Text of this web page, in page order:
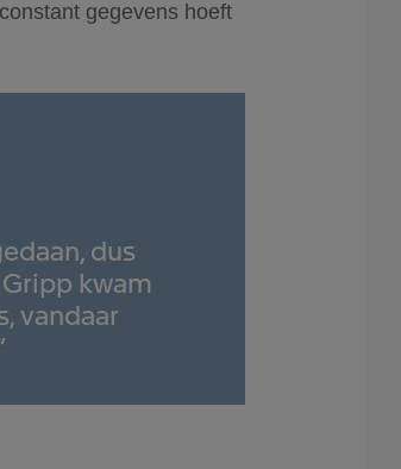
gegevens hoeft
dus
kwam
vandaar